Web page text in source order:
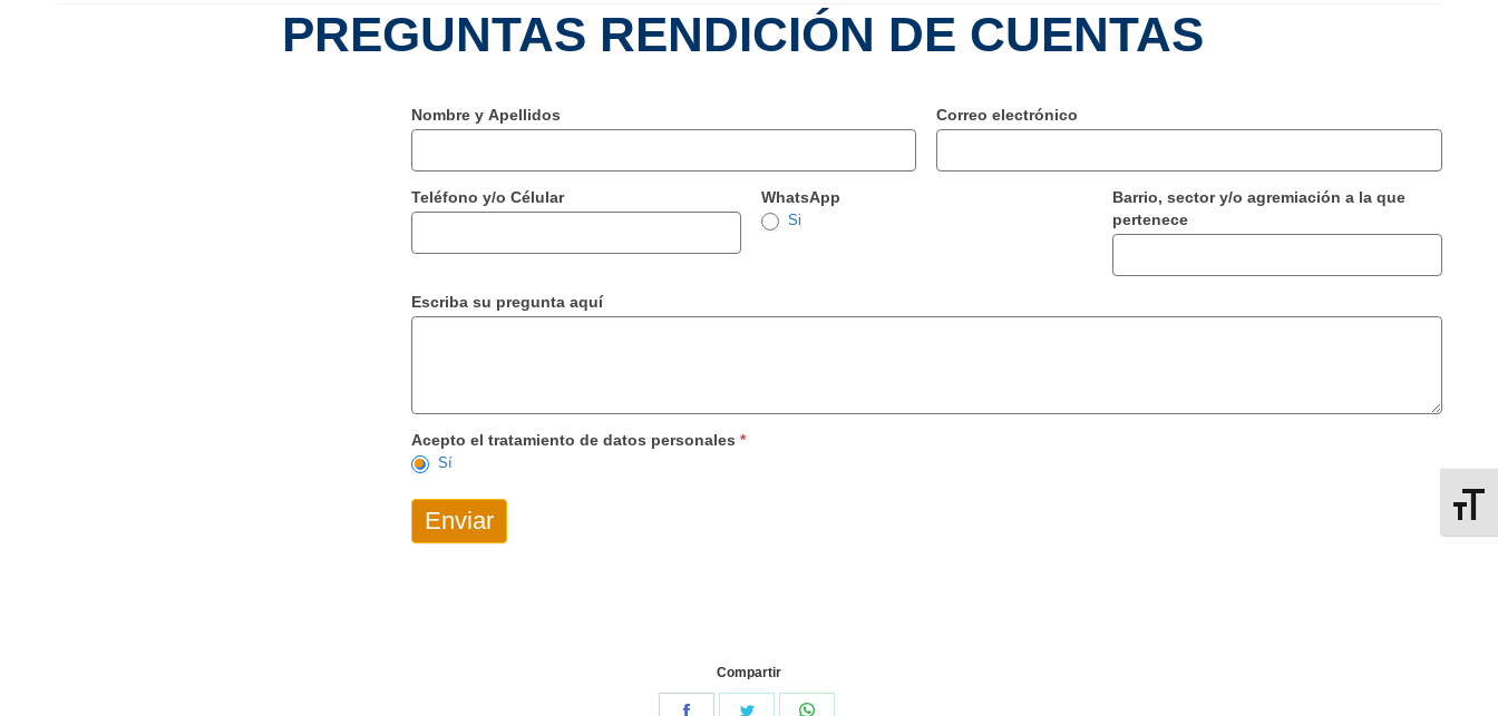
PREGUNTAS RENDICIÓN DE CUENTAS
Inscripción
de
de
-
Nombre y Apellidos Correo electrónico
Teléfono y/o Célular WhatsApp
Si
Barrio, sector y/o agremiación a la que
pertenece
Escriba su pregunta aquí
Acepto el tratamiento de datos personales *
Sí
Enviar
Si
eres
este
en
Compartir